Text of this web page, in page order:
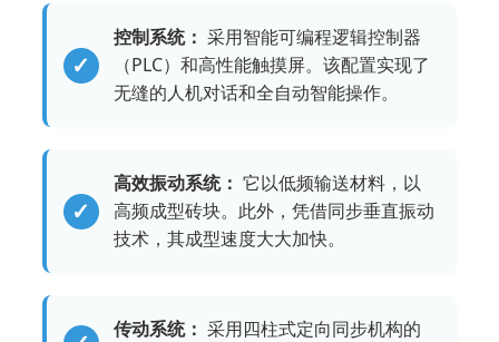
控制系统： 采用智能可编程逻辑控制器
（PLC）和高性能触摸屏。该配置实现了
无缝的人机对话和全自动智能操作。
高效振动系统： 它以低频输送材料，以
高频成型砖块。此外，凭借同步垂直振动
技术，其成型速度大大加快。
传动系统： 采用四柱式定向同步机构的